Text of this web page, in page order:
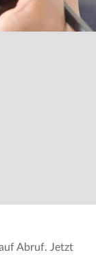
Abruf. Jetzt